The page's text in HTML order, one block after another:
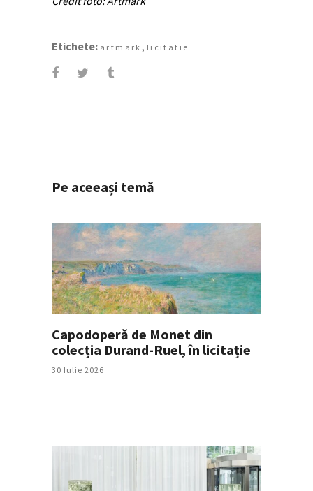
Etichete: artmark , licitatie
Pe aceeași temă
Capodoperă de Monet din
colecția Durand-Ruel, în licitație
30 Iulie 2026